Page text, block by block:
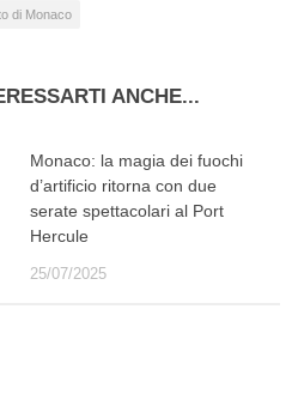
di Monaco
ANCHE...
Monaco: la magia dei fuochi
d’artificio ritorna con due
serate spettacolari al Port
Hercule
25/07/2025